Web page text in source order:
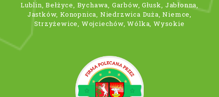
Lublin, Bełżyce, Bychawa, Garbów, Głusk, Jabłonna,
Jastków, Konopnica, Niedrzwica Duża, Niemce,
Strzyżewice, Wojciechów, Wólka, Wysokie